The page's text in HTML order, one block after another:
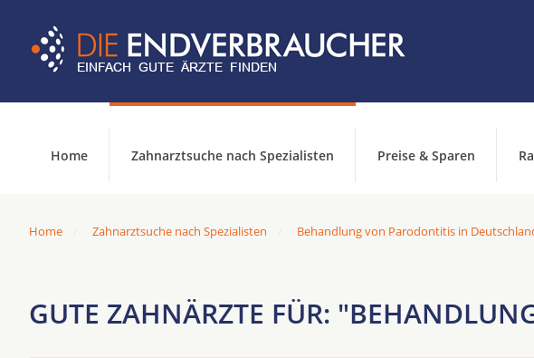
Home Zahnarztsuche nach Spezialisten Preise & Sparen
Home Zahnarztsuche nach Spezialisten Behandlung von Parodontitis in
GUTE ZAHNÄRZTE FÜR: